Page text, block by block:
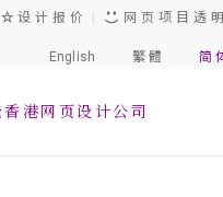
设 计 报 价 网 页 项 目 透
English 繁 體 简